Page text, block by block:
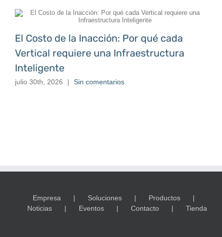
El Costo de la Inacción: Por qué cada
Vertical requiere una Infraestructura
Inteligente
julio 30th, 2026 | Sin comentarios
Empresa Soluciones
Productos
Noticias
Eventos Contacto Tienda